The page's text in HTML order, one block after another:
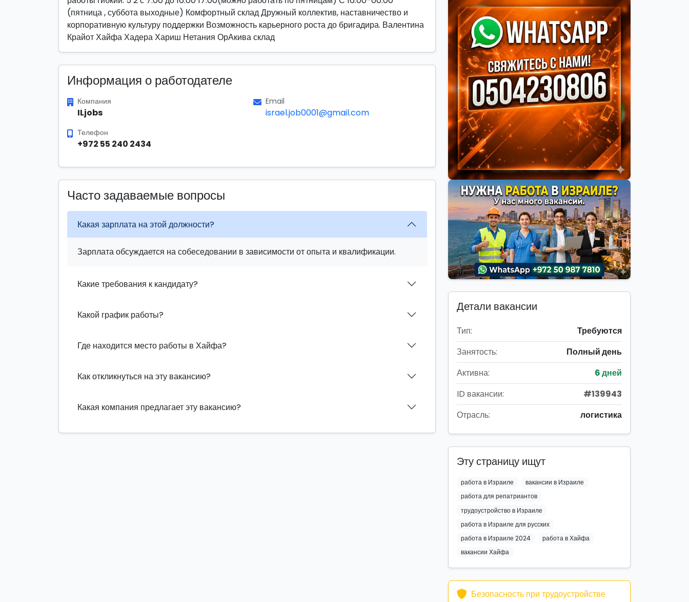
(пятница , суббота выходные) Комфортный склад Дружный коллектив, наставничество и
корпоративную культуру поддержки Возможность карьерного роста до бригадира. Валентина
Крайот Хайфа Хадера Хариш Нетания ОрАкива склад
Информация о работодателе
Компания
ILjobs
Email
israel.job0001@gmail.com
Телефон
+972 55 240 2434
Часто задаваемые вопросы
Какая зарплата на этой должности?
Зарплата обсуждается на собеседовании в зависимости от опыта и квалификации.
Какие требования к кандидату?
Какой график работы?
Где находится место работы в Хайфа?
Как откликнуться на эту вакансию?
Какая компания предлагает эту вакансию?
Детали вакансии
Тип:
Требуются
Занятость:
Полный день
Активна:
6 дней
ID вакансии:
#139943
Отрасль:
логистика
Эту страницу ищут
работа в Израиле
вакансии в Израиле
работа для репатриантов
трудоустройство в Израиле
работа в Израиле для русских
работа в Израиле 2024
работа в Хайфа
вакансии Хайфа
Безопасность при трудоустройстве